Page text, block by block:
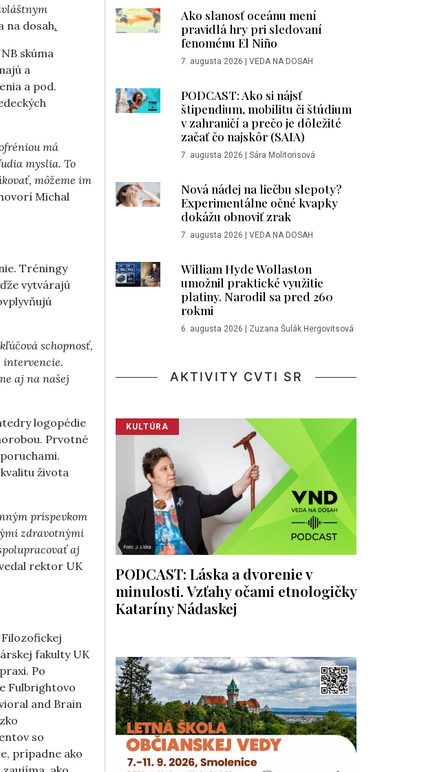
na dosah.
skúma
a
a pod.
má
myslia. To
môžeme im
Michal
Tréningy
vytvárajú
schopnosť,
intervencie.
aj na našej
logopédie
Prvotné
života
príspevkom
zdravotnými
aj
rektor UK
fakulty UK
Po
Fulbrightovo
and Brain
so
prípadne ako
Ako slanosť oceánu mení
pravidlá hry pri sledovaní
fenoménu El Niño
7. augusta 2026 | VEDA NA DOSAH
PODCAST: Ako si nájsť
štipendium, mobilitu či štúdium
v zahraničí a prečo je dôležité
začať čo najskôr (SAIA)
7. augusta 2026 | Sára Molitorisová
Nová nádej na liečbu slepoty?
Experimentálne očné kvapky
dokážu obnoviť zrak
7. augusta 2026 | VEDA NA DOSAH
William Hyde Wollaston
umožnil praktické využitie
platiny. Narodil sa pred 260
rokmi
6. augusta 2026 | Zuzana Šulák Hergovitsová
AKTIVITY CVTI SR
KULTÚRA
PODCAST: Láska a dvorenie v
minulosti. Vzťahy očami etnologičky
Kataríny Nádaskej